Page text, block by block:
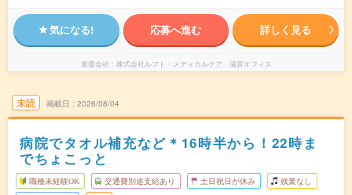
気になる! 応募へ進む 詳しく見る
派遣会社 株式会社ルフト・メディカルケア 滋賀オフィス
未読 掲載日 2026/08/04
病院でタオル補充など＊16時半から！22時ま
でちょこっと
職種未経験OK 交通費別途支給あり 土日祝日が休み 残業なし